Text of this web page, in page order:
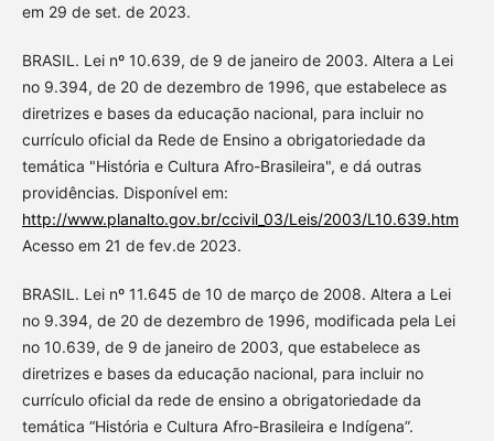
em 29 de set. de 2023.
BRASIL. Lei nº 10.639, de 9 de janeiro de 2003. Altera a Lei
no 9.394, de 20 de dezembro de 1996, que estabelece as
diretrizes e bases da educação nacional, para incluir no
currículo oficial da Rede de Ensino a obrigatoriedade da
temática "História e Cultura Afro-Brasileira", e dá outras
providências. Disponível em:
http://www.planalto.gov.br/ccivil_03/Leis/2003/L10.639.htm
Acesso em 21 de fev.de 2023.
BRASIL. Lei nº 11.645 de 10 de março de 2008. Altera a Lei
no 9.394, de 20 de dezembro de 1996, modificada pela Lei
no 10.639, de 9 de janeiro de 2003, que estabelece as
diretrizes e bases da educação nacional, para incluir no
currículo oficial da rede de ensino a obrigatoriedade da
temática “História e Cultura Afro-Brasileira e Indígena”.